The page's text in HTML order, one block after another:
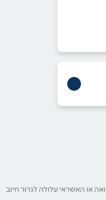
או האשראי עלולה לגרור חיוב